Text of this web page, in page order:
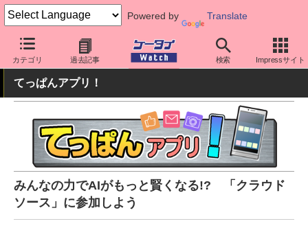
Powered by Translate
カテゴリ 過去記事 検索 Impressサイト
ケータイ Watch OS Android アプリ・サービス
てっぱんアプリ！
みんなの力でAIがもっと賢くなる!? 「クラウド
ソース」に参加しよう